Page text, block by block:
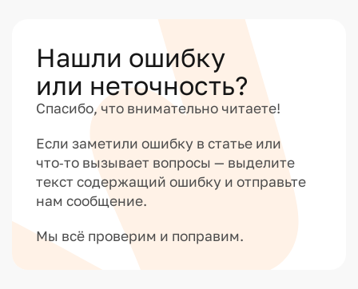
Нашли ошибку
или неточность?
Спасибо, что внимательно читаете!
Если заметили ошибку в статье или
что‑то вызывает вопросы — выделите
текст содержащий ошибку и отправьте
нам сообщение.
Мы всё проверим и поправим.